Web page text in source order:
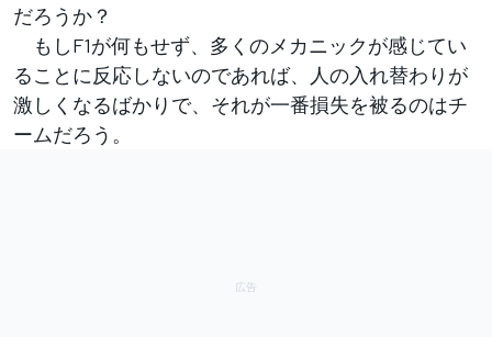
だろうか？
もしF1が何もせず、多くのメカニックが感じてい
ることに反応しないのであれば、人の入れ替わりが
激しくなるばかりで、それが一番損失を被るのはチ
ームだろう。